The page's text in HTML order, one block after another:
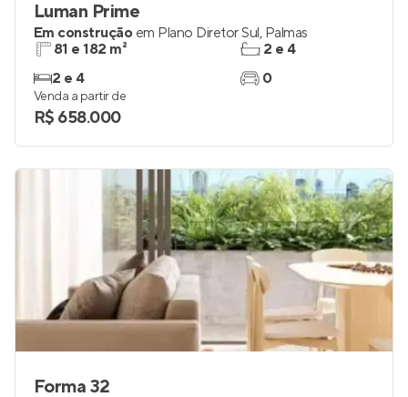
Luman Prime
Em construção em Plano Diretor Sul, Palmas
81 e 182 m²
2 e 4
2 e 4
0
Venda a partir de
R$ 658.000
Forma 32